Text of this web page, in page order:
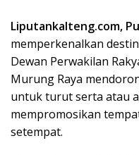
Liputankalteng.com,
memperkenalkan
Dewan Perwakilan
Murung Raya
untuk turut serta atau
mempromosikan
setempat.